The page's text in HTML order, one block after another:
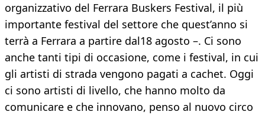
organizzativo del Ferrara Buskers Festival, il più
importante festival del settore che quest’anno si
terrà a Ferrara a partire dal18 agosto –. Ci sono
anche tanti tipi di occasione, come i festival, in cui
gli artisti di strada vengono pagati a cachet. Oggi
ci sono artisti di livello, che hanno molto da
comunicare e che innovano, penso al nuovo circo